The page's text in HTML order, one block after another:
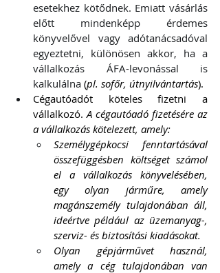
esetekhez kötődnek. Emiatt vásárlás
előtt mindenképp érdemes
könyvelővel vagy adótanácsadóval
egyeztetni, különösen akkor, ha a
vállalkozás ÁFA-levonással is
kalkulálna (pl. sofőr, útnyilvántartás).
Cégautóadót köteles fizetni a
vállalkozó. A cégautóadó fizetésére az
a vállalkozás kötelezett, amely:
Személygépkocsi fenntartásával
összefüggésben költséget számol
el a vállalkozás könyvelésében,
egy olyan járműre, amely
magánszemély tulajdonában áll,
ideértve például az üzemanyag-,
szerviz- és biztosítási kiadásokat.
Olyan gépjárművet használ,
amely a cég tulajdonában van